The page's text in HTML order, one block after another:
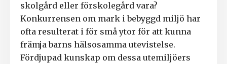
skolgård eller förskolegård vara?
Konkurrensen om mark i bebyggd miljö har
ofta resulterat i för små ytor för att kunna
främja barns hälsosamma utevistelse.
Fördjupad kunskap om dessa utemiljöers